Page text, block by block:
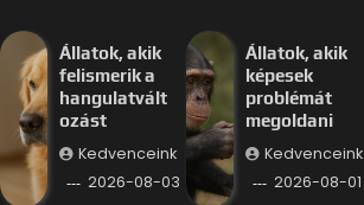
Állatok, akik
felismerik a
hangulatvált
ozást
Kedvenceink
2026-08-03
Állatok, akik
képesek
problémát
megoldani
Kedvenceink
2026-08-01